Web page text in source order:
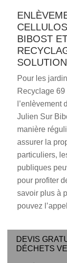
BIBOST
Pour les
Recyclage
Julien Sur
manière
assurer la
particuliers,
publiques
pour profiter
savoir plus à
pouvez
DEVIS
DÉCHETS